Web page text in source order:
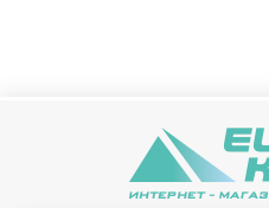
мусора с
педалью 8
л (14-08-
л